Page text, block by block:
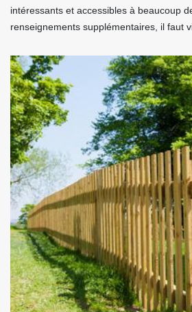
intéressants et accessibles à beaucoup
renseignements supplémentaires, il faut